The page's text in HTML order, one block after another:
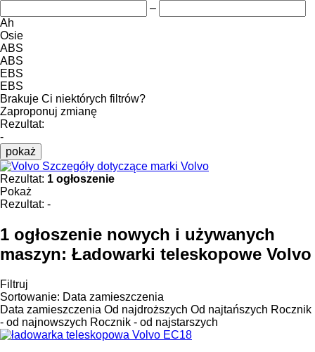
–
Ah
Osie
ABS
ABS
EBS
EBS
Brakuje Ci niektórych filtrów?
Zaproponuj zmianę
Rezultat:
-
pokaż
Szczegóły dotyczące marki Volvo
Rezultat: 1 ogłoszenie
Pokaż
Rezultat: -
1 ogłoszenie nowych i używanych
maszyn: Ładowarki teleskopowe Volvo
Filtruj
Sortowanie: Data zamieszczenia
Data zamieszczenia Od najdroższych Od najtańszych Rocznik
- od najnowszych Rocznik - od najstarszych